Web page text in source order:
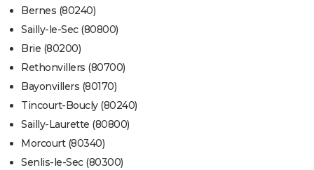
Bernes (80240)
Sailly-le-Sec (80800)
Brie (80200)
Rethonvillers (80700)
Bayonvillers (80170)
Tincourt-Boucly (80240)
Sailly-Laurette (80800)
Morcourt (80340)
Senlis-le-Sec (80300)